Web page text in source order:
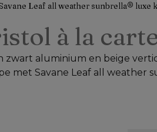
Leaf all weather sunbrella® luxe
à la
zwart aluminium en beige
met Savane Leaf all weather